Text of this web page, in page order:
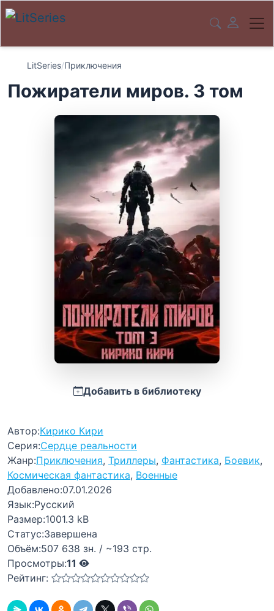
LitSeries/Приключения
Пожиратели миров. 3 том
Добавить в библиотеку
Автор:Кирико Кири
Серия:Сердце реальности
Жанр:Приключения, Триллеры, Фантастика, Боевик,
Космическая фантастика, Военные
Добавлено:07.01.2026
Язык:Русский
Размер:1001.3 kB
Статус:Завершена
Объём:507 638 зн. / ~193 стр.
Просмотры:11
Рейтинг: